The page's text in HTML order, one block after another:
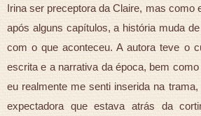
Irina ser preceptora da Claire, mas como
após alguns capítulos, a história muda
com o que aconteceu. A autora teve o
escrita e a narrativa da época, bem
eu realmente me senti inserida na
expectadora que estava atrás da